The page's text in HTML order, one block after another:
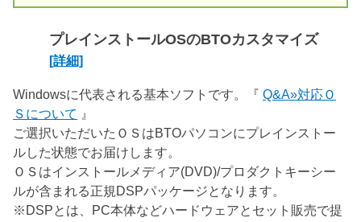
プレインストールOSのBTOカスタマイズ
[詳細]
Windowsに代表される基本ソフトです。『 Q&A»対応Ｏ
Ｓについて 』
ご選択いただいたＯＳはBTOパソコンにプレインストー
ルした状態でお届けします。
ＯＳはインストールメディア(DVD)/プロダクトキーシー
ルが含まれる正規DSPパッケージとなります。
※DSPとは、PC本体などハードウェアとセット販売で提